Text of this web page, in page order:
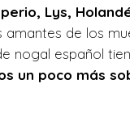
Lys,
de los
nogal español
un poco más